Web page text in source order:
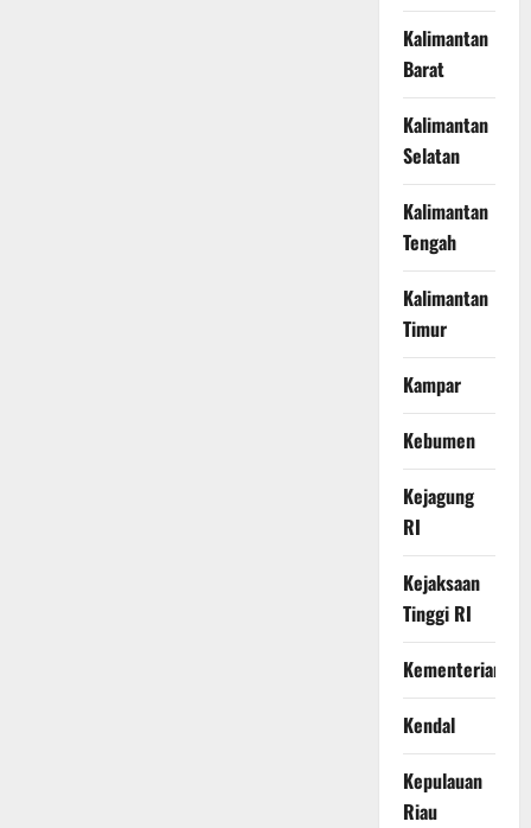
Kalimantan
Barat
Kalimantan
Selatan
Kalimantan
Tengah
Kalimantan
Timur
Kampar
Kebumen
Kejagung
RI
Kejaksaan
Tinggi RI
Kementerian
Kendal
Kepulauan
Riau